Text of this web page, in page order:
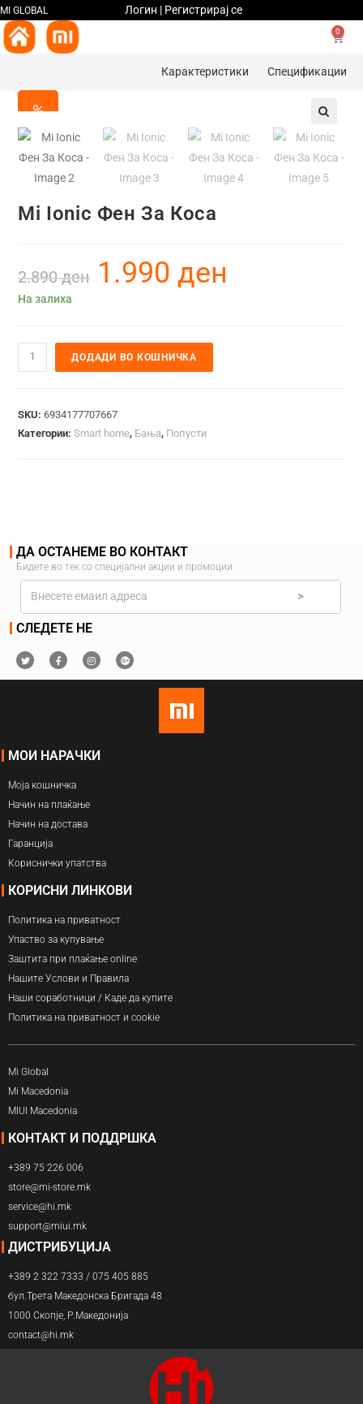
MI GLOBAL Логин | Регистрирај се
0
Карактеристики Спецификации
🔍
%
Mi Ionic Фен За Коса
2.890ден 1.990ден
На залиха
ДОДАДИ ВО КОШНИЧКА
SKU:6934177707667
Категории:Smart home, Бања, Попусти
ДА ОСТАНЕМЕ ВО КОНТАКТ
Бидете во тек со специјални акции и промоции
>
СЛЕДЕТЕ НЕ
МОИ НАРАЧКИ
Моја кошничка
Начин на плаќање
Начин на достава
Гаранција
Кориснички упатства
КОРИСНИ ЛИНКОВИ
Политика на приватност
Упаство за купување
Заштита при плаќање online
Нашите Услови и Правила
Наши соработници / Каде да купите
Политика на приватност и cookie
Mi Global
Mi Macedonia
MIUI Macedonia
КОНТАКТ И ПОДДРШКА
+389 75 226 006
store@mi-store.mk
service@hi.mk
support@miui.mk
ДИСТРИБУЦИЈА
+389 2 322 7333 / 075 405 885
бул.Трета Македонска Бригада 48
1000 Скопје, Р.Македонија
contact@hi.mk